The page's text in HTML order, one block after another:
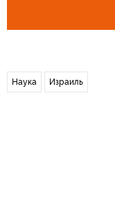
Наука Израиль